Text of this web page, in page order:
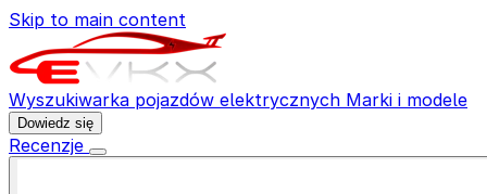
Skip to main content
Wyszukiwarka pojazdów elektrycznych Marki i modele
Dowiedz się
Recenzje